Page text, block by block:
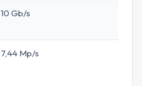
10 Gb/s
7,44 Mp/s